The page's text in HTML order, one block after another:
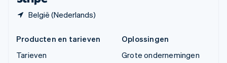
België (Nederlands)
Producten en tarieven
Tarieven
Oplossingen
Grote ondernemingen